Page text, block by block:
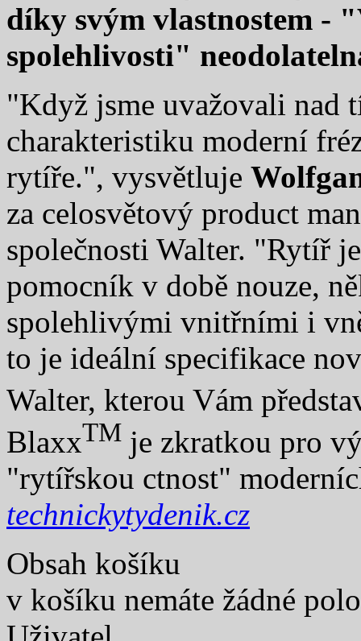
díky svým vlastnostem -
spolehlivosti"
"Když jsme uvažovali nad
charakteristiku moderní
rytíře.", vysvětluje
za celosvětový product
společnosti Walter. "Rytíř
pomocník v době nouze,
spolehlivými vnitřními i
to je ideální specifikace
Walter, kterou Vám
BlaxxTM je zkratkou pro
"rytířskou ctnost"
technickytydenik.cz
Obsah košíku
v košíku nemáte žádné